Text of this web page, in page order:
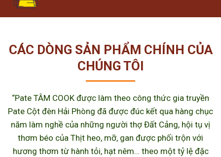
CÁC DÒNG SẢN PHẨM CHÍNH CỦA
CHÚNG TÔI
“Pate TÂM COOK được làm theo công thức gia truyền
Pate Cột đèn Hải Phòng đã được đúc kết qua hàng chục
năm làm nghề của những người thợ Đất Cảng, hội tụ vị
thơm béo của Thịt heo, mỡ, gan được phối trộn với
hương thơm từ hành tỏi, hạt nêm… theo một tỷ lệ đặc